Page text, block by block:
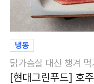
닭가슴살 대신 챙겨
[현대그린푸드] 호